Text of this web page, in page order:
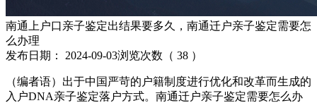
南通上户口亲子鉴定出结果要多久，南通迁户亲子鉴定需要怎
么办理
发布日期：
2024-09-03浏览次数（ 38 ）
（编者语）出于中国严苛的户籍制度进行优化和改革而生成的
入户DNA亲子鉴定落户方式。南通迁户亲子鉴定需要怎么办